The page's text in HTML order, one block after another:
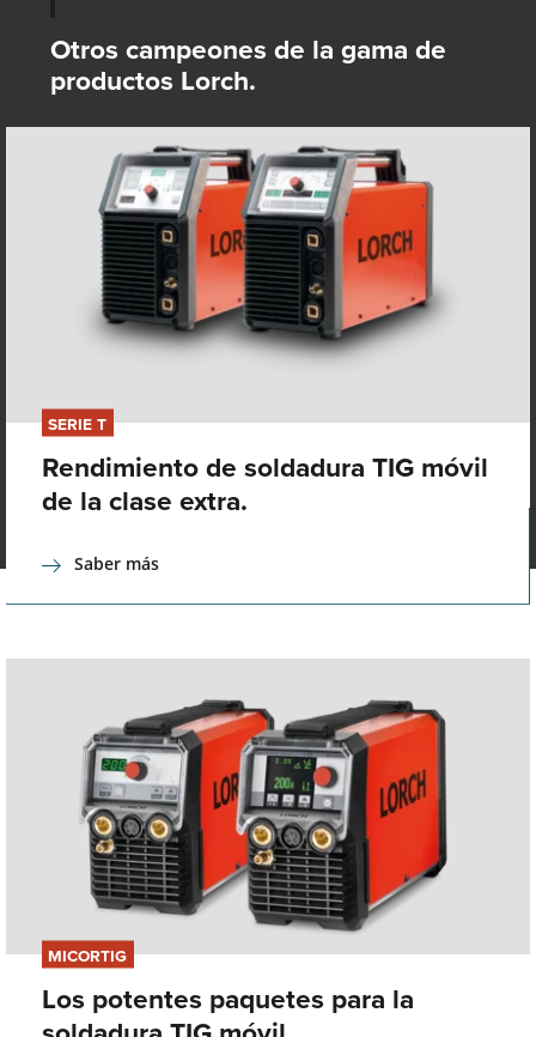
Otros campeones de la gama de
productos Lorch.
SERIE T
Rendimiento de soldadura TIG móvil
de la clase extra.
Saber más
MICORTIG
Los potentes paquetes para la